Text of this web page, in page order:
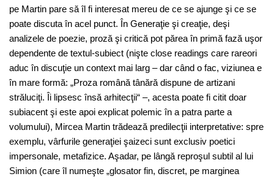
pe Martin pare să îl fi interesat mereu de ce se ajunge şi ce se
poate discuta în acel punct. În Generaţie şi creaţie, deşi
analizele de poezie, proză şi critică pot părea în primă fază uşor
dependente de textul-subiect (nişte close readings care rareori
aduc în discuţie un context mai larg – dar când o fac, viziunea e
în mare formă: „Proza română tânără dispune de artizani
străluciţi. Îi lipsesc însă arhitecţii“ –, acesta poate fi citit doar
subiacent şi este apoi explicat polemic în a patra parte a
volumului), Mircea Martin trădează predilecţii interpretative: spre
exemplu, vârfurile generaţiei şaizeci sunt exclusiv poetici
impersonale, metafizice. Aşadar, pe lângă reproşul subtil al lui
Simion (care îl numeşte „glosator fin, discret, pe marginea